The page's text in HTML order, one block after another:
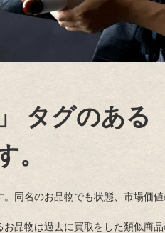
タグのある
。
同名のお品物でも状態、市場価
品物は過去に買取をした類似商